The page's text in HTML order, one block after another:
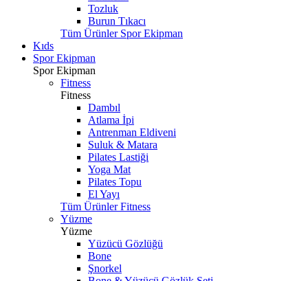
Tozluk
Burun Tıkacı
Tüm Ürünler Spor Ekipman
Kıds
Spor Ekipman
Spor Ekipman
Fitness
Fitness
Dambıl
Atlama İpi
Antrenman Eldiveni
Suluk & Matara
Pilates Lastiği
Yoga Mat
Pilates Topu
El Yayı
Tüm Ürünler Fitness
Yüzme
Yüzme
Yüzücü Gözlüğü
Bone
Şnorkel